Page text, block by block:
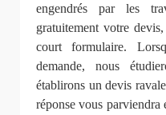
engendrés par les
gratuitement votre
court formulaire.
demande, nous
établirons un devis
réponse vous parviendra